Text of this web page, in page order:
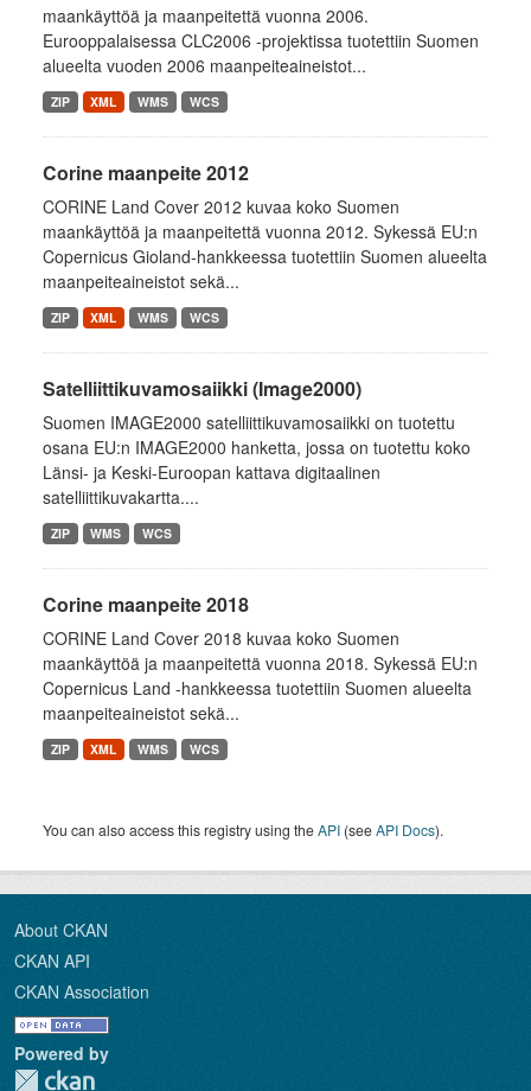
maankäyttöä ja maanpeitettä vuonna 2006.
Eurooppalaisessa CLC2006 -projektissa tuotettiin Suomen
alueelta vuoden 2006 maanpeiteaineistot...
ZIP XML WMS WCS
Corine maanpeite 2012
CORINE Land Cover 2012 kuvaa koko Suomen
maankäyttöä ja maanpeitettä vuonna 2012. Sykessä EU:n
Copernicus Gioland-hankkeessa tuotettiin Suomen alueelta
maanpeiteaineistot sekä...
ZIP XML WMS WCS
Satelliittikuvamosaiikki (Image2000)
Suomen IMAGE2000 satelliittikuvamosaiikki on tuotettu
osana EU:n IMAGE2000 hanketta, jossa on tuotettu koko
Länsi- ja Keski-Euroopan kattava digitaalinen
satelliittikuvakartta....
ZIP WMS WCS
Corine maanpeite 2018
CORINE Land Cover 2018 kuvaa koko Suomen
maankäyttöä ja maanpeitettä vuonna 2018. Sykessä EU:n
Copernicus Land -hankkeessa tuotettiin Suomen alueelta
maanpeiteaineistot sekä...
ZIP XML WMS WCS
You can also access this registry using theAPI (seeAPI Docs).
About CKAN
CKAN API
CKAN Association
Powered by